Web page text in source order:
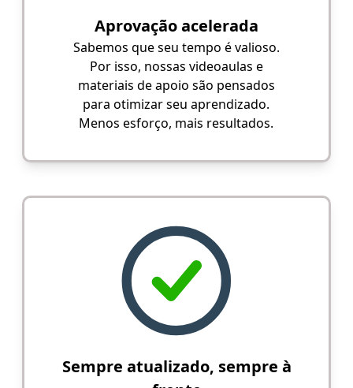
Aprovação acelerada
Sabemos que seu tempo é valioso.
Por isso, nossas videoaulas e
materiais de apoio são pensados
para otimizar seu aprendizado.
Menos esforço, mais resultados.
Sempre atualizado, sempre à